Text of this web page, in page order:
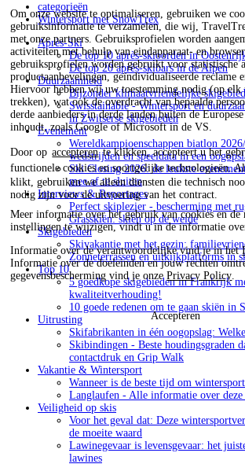
Om onze website te optimaliseren, gebruiken we
gebruiksinformatie te verzamelen, die wij,
met onze partners. Gebruiksprofielen worden
activiteiten met behulp van eindapparaat- en
gebruiksprofielen worden gebruikt voor statistische
productaanbevelingen, geïndividualiseerde reclame
Hiervoor hebben wij uw toestemming nodig (op elk
trekken), wat ook de overdracht van bepaalde
derde aanbieders in derde landen buiten de
inhoudt, zoals Google of Microsoft in de VS.
Door op accepterente klikken, accepteert u het
functionele cookies en soortgelijke technologieën.
klikt, gebruiken we alleen diensten die technisch
nodig zijn voor de uitvoering van het contract.
Meer informatie over het gebruik van cookies en
instellingen te wijzigen, vindt u in de informatie
Informatie over de verantwoordelijke vind je in het
Informatie over de doeleinden en jouw rechten
gegevensbescherming vind je onzePrivacy Policy
Accepteren
categorieën
Wintersport met SnowTrex
Après-Ski
De top 10 après-skioorden in
De top 20 après-skibars in de Alpen
Duurzaamheid
Bijzonder klimaatvriendelijke
Swisstainable - Wintersport en
in Zwitserse skigebieden
Evenement
Wereldkampioenschappen biatlon
wedstrijden en speeldata in een
Ski Closing 2026: de leukste
mee af te sluiten
Interviews & Reportages
Perfect skiplezier - bescherming met
Grasskiën: skiën op de weide
Skigebieden
Skivakantie met het gezin:
Zonneterrassen en uitkijkplatforms in
Top 10
5 goedkope skigebieden in Frankrijk
kwaliteitverhouding!
10 goede redenen om te gaan skiën in
Uitrusting
Skifabrikanten in één oogopslag:
Skibindingen - Beste houdingsgraden
contactdruk en Grip Walk
Vakantie & Wintersport
Wanneer is de beste tijd om
Langlaufen - Alle informatie over
Veiligheid op skis
Voor het geval dat: Deze
de moeite waard
Lawinegevaar is levensgevaar: het
lawines